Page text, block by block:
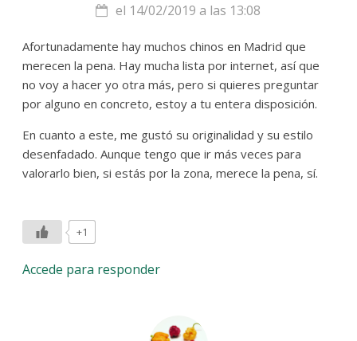
el 14/02/2019 a las 13:08
Afortunadamente hay muchos chinos en Madrid que
merecen la pena. Hay mucha lista por internet, así que
no voy a hacer yo otra más, pero si quieres preguntar
por alguno en concreto, estoy a tu entera disposición.
En cuanto a este, me gustó su originalidad y su estilo
desenfadado. Aunque tengo que ir más veces para
valorarlo bien, si estás por la zona, merece la pena, sí.
+1
Accede para responder